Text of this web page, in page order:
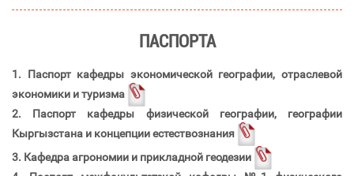
ПАСПОРТА
1. Паспорт кафедры экономической географии, отраслевой
экономики и туризма
2. Паспорт кафедры физической географии, географии
Кыргызстана и концепции естествознания
3. Кафедра агрономии и прикладной геодезии